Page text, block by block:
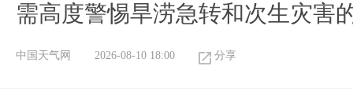
需高度警惕旱涝急转和次生灾害
中国天气网 2026-08-10 18:00 分享